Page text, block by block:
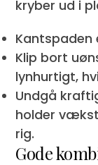
kryber ud i
Kantspaden
Klip bort
lynhurtigt,
Undgå
holder
rig.
Gode